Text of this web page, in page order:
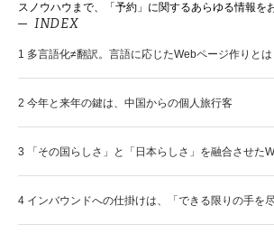
スノウハウまで、「予約」に関するあらゆる情報を
INDEX
1 多言語化≠翻訳。言語に応じたWebページ作りとは
2 今年と来年の鍵は、中国からの個人旅行客
3 「その国らしさ」と「日本らしさ」を融合させた
4 インバウンドへの仕掛けは、「できる限りの手を尽